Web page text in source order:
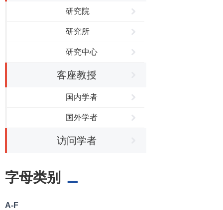
研究院
研究所
研究中心
客座教授
国内学者
国外学者
访问学者
字母类别
A-F